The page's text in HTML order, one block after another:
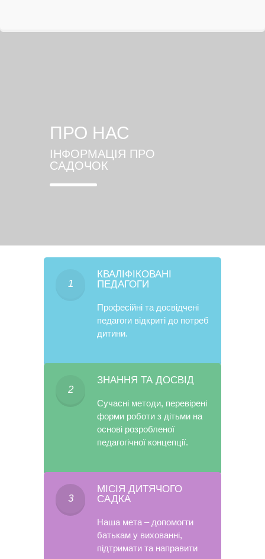
ПРО НАС
ІНФОРМАЦІЯ ПРО
САДОЧОК
1
КВАЛІФІКОВАНІ
ПЕДАГОГИ
Професійні та досвідчені
педагоги відкриті до потреб
дитини.
2
ЗНАННЯ ТА ДОСВІД
Сучасні методи, перевірені
форми роботи з дітьми на
основі розробленої
педагогічної концепції.
3
МІСІЯ ДИТЯЧОГО
САДКА
Наша мета – допомогти
батькам у вихованні,
підтримати та направити